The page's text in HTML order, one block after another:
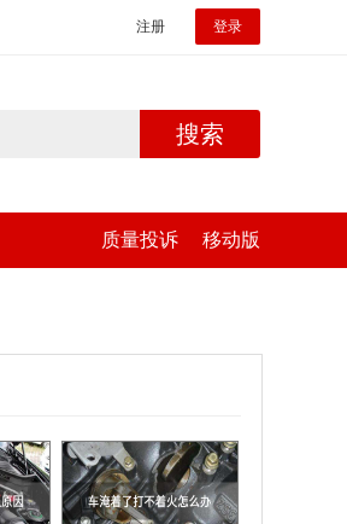
注册 登录
搜索
质量投诉 移动版